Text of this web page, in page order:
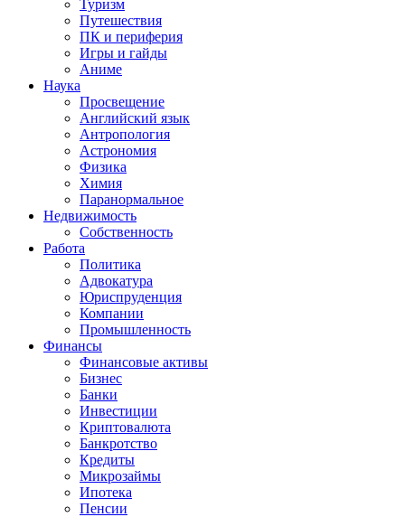
Туризм
Путешествия
ПК и периферия
Игры и гайды
Аниме
Наука
Просвещение
Английский язык
Антропология
Астрономия
Физика
Химия
Паранормальное
Недвижимость
Собственность
Работа
Политика
Адвокатура
Юриспруденция
Компании
Промышленность
Финансы
Финансовые активы
Бизнес
Банки
Инвестиции
Криптовалюта
Банкротство
Кредиты
Микрозаймы
Ипотека
Пенсии